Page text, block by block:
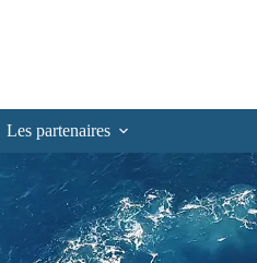
Les partenaires